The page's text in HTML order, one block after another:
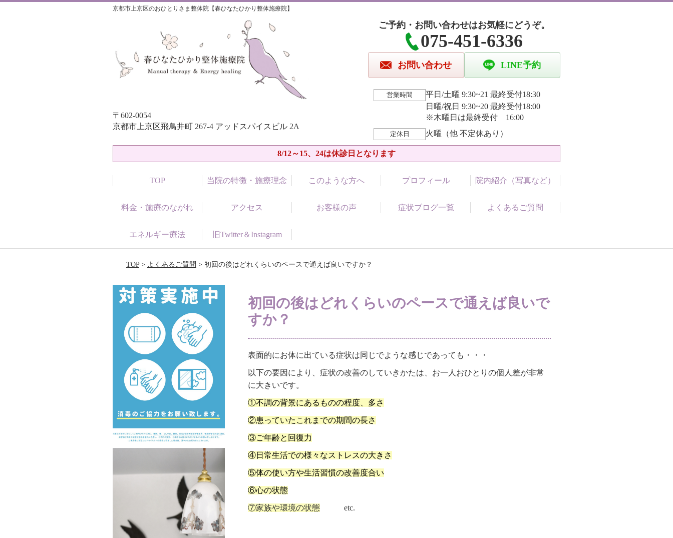
京都市上京区のおひとりさま整体院【春ひなたひかり整体施療院】
〒602-0054
京都市上京区飛鳥井町 267-4 アッドスパイスビル 2A
ご予約・お問い合わせはお気軽にどうぞ。
075-451-6336
お問い合わせ LINE予約
営業時間
平日/土曜 9:30~21 最終受付18:30
日曜/祝日 9:30~20 最終受付18:00
※木曜日は最終受付 16:00
定休日 火曜（他 不定休あり）
8/12～15、24は休診日となります
TOP 当院の特徴・施療理念 このような方へ プロフィール 院内紹介（写真など）
料金・施療のながれ アクセス お客様の声 症状ブログ一覧 よくあるご質問
エネルギー療法 旧Twitter＆Instagram
TOP> よくあるご質問 > 初回の後はどれくらいのペースで通えば良いですか？
初回の後はどれくらいのペースで通えば良いで
すか？
表面的にお体に出ている症状は同じでような感じであっても・・・
以下の要因により、症状の改善のしていきかたは、お一人おひとりの個人差が非常
に大きいです。
①不調の背景にあるものの程度、多さ
②患っていたこれまでの期間の長さ
③ご年齢と回復力
④日常生活での様々なストレスの大きさ
⑤体の使い方や生活習慣の改善度合い
⑥心の状態
⑦家族や環境の状態etc.